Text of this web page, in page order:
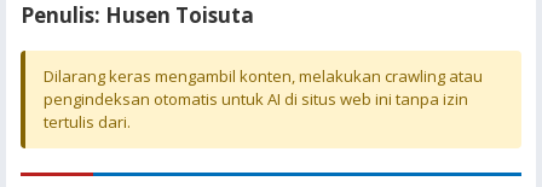
Penulis: Husen Toisuta
Dilarang keras mengambil konten, melakukan crawling atau
pengindeksan otomatis untuk AI di situs web ini tanpa izin
tertulis dari.